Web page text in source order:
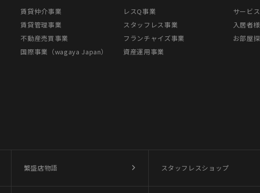
賃貸仲介事業
賃貸管理事業
不動産売買事業
国際事業（wagaya Japan）
レスQ事業
スタッフレス事業
フランチャイズ事業
資産運用事業
サービ
入居者
お部屋
繁盛店物語 スタッフレスショップ